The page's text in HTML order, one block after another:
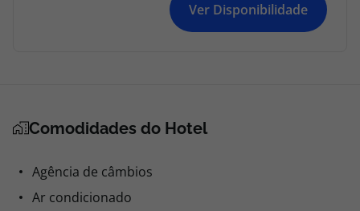
Ver Disponibilidade
Comodidades do Hotel
Agência de câmbios
Ar condicionado